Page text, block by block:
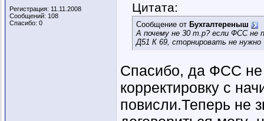
Регистрация: 11.11.2008
Сообщений: 108
Спасибо: 0
Цитата:
Сообщение от Бухгалтереныш
А почему не 30 т.р? если ФСС не
Д51 К 69, сторнировать не нужно
Спасибо, да ФСС не
корректировку с
повисли.Теперь не